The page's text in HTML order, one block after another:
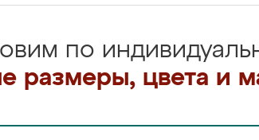
по
размеры, цвета и